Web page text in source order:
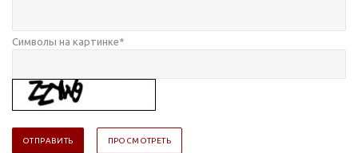
Символы на картинке*